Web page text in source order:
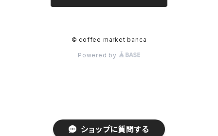
ショップに質問する
© coffee market banca
Powered by